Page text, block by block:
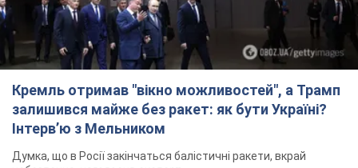
Кремль отримав "вікно можливостей", а Трамп
залишився майже без ракет: як бути Україні?
Інтерв’ю з Мельником
Думка, що в Росії закінчаться балістичні ракети, вкрай